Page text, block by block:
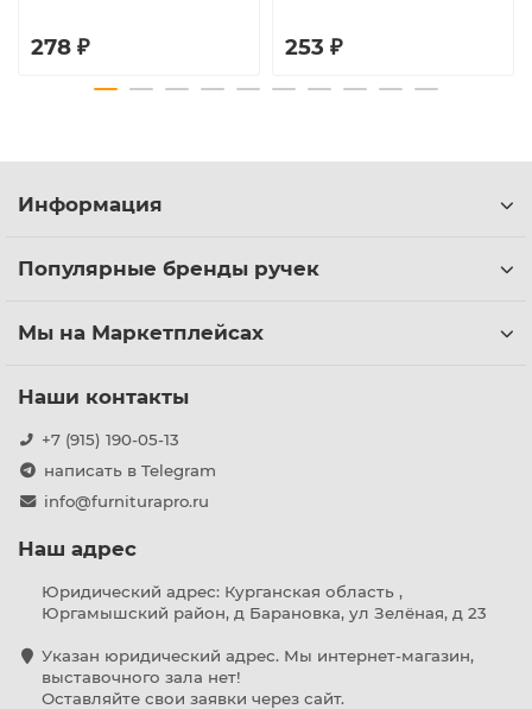
278 ₽ 253 ₽
Информация
Популярные бренды ручек
Мы на Маркетплейсах
Наши контакты
+7 (915) 190-05-13
написать в Telegram
info@furniturapro.ru
Наш адрес
Юридический адрес: Курганская область ,
Юргамышский район, д Барановка, ул Зелёная, д 23
Указан юридический адрес. Мы интернет-магазин,
выставочного зала нет!
Оставляйте свои заявки через сайт.